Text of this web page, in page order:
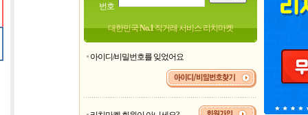
번호
대한민국No.1직거래 서비스 리치마켓
아이디/비밀번호를 잊었어요